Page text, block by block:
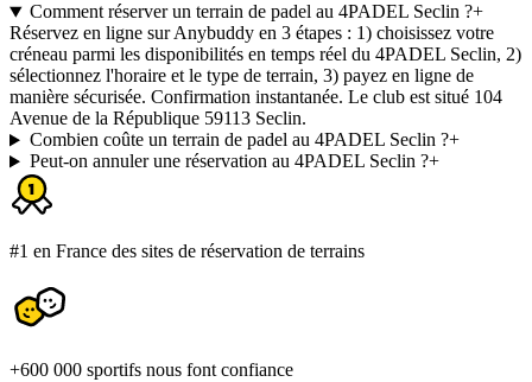
Comment réserver un terrain de padel au 4PADEL Seclin ?+
Réservez en ligne sur Anybuddy en 3 étapes : 1) choisissez votre
créneau parmi les disponibilités en temps réel du 4PADEL Seclin, 2)
sélectionnez l'horaire et le type de terrain, 3) payez en ligne de
manière sécurisée. Confirmation instantanée. Le club est situé 104
Avenue de la République 59113 Seclin.
Combien coûte un terrain de padel au 4PADEL Seclin ?+
Peut-on annuler une réservation au 4PADEL Seclin ?+
#1 en France des sites de réservation de terrains
+600 000 sportifs nous font confiance